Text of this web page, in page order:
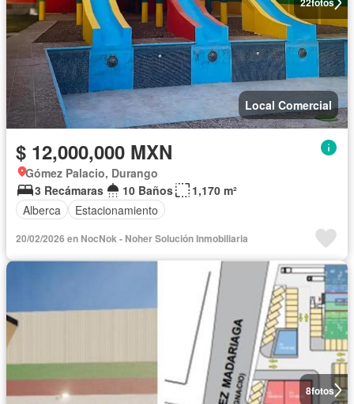
Local Comercial
$ 12,000,000 MXN
Gómez Palacio, Durango
3 Recámaras
10 Baños
1,170 m²
Alberca
Estacionamiento
20/02/2026 en NocNok - Noher Solución Inmobiliaria
8fotos